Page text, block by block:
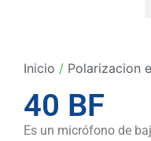
Inicio / Polarizacion
40 BF
Es un micrófono de